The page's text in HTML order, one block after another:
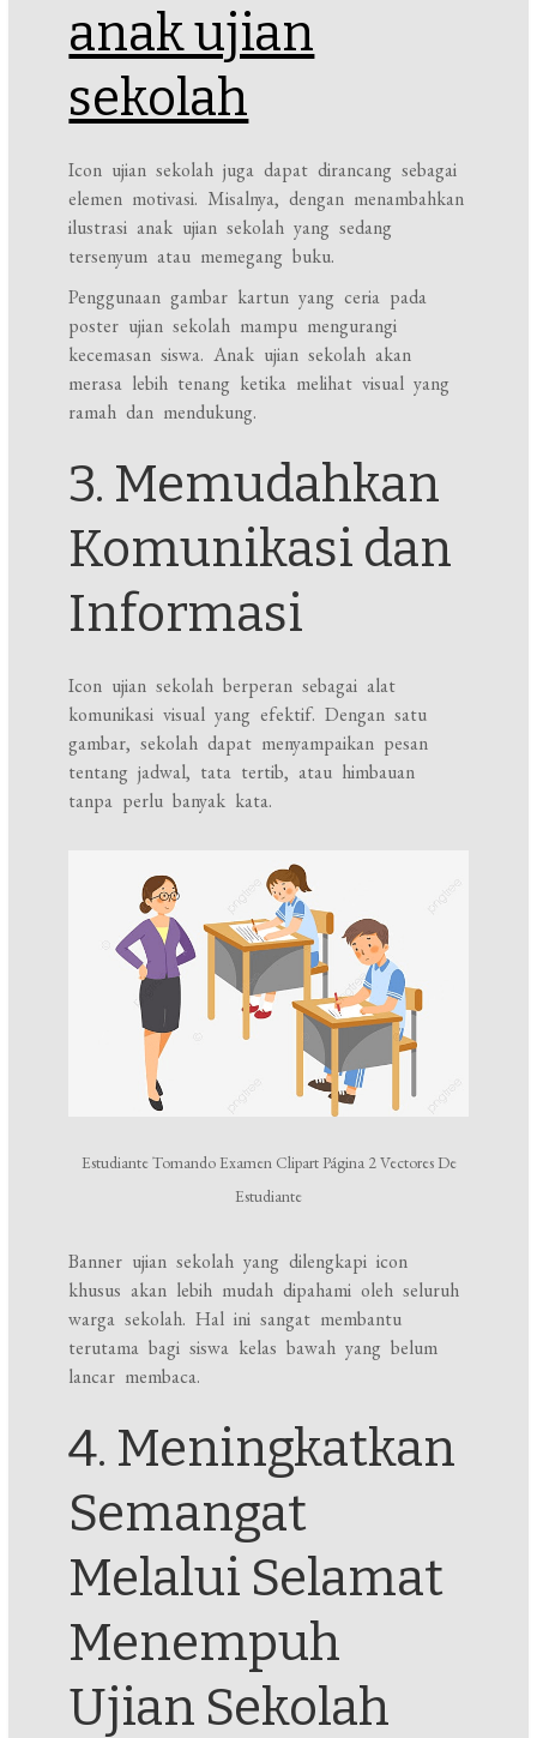
anak ujian
sekolah
Icon ujian sekolah juga dapat dirancang sebagai
elemen motivasi. Misalnya, dengan menambahkan
ilustrasi anak ujian sekolah yang sedang
tersenyum atau memegang buku.
Penggunaan gambar kartun yang ceria pada
poster ujian sekolah mampu mengurangi
kecemasan siswa. Anak ujian sekolah akan
merasa lebih tenang ketika melihat visual yang
ramah dan mendukung.
3. Memudahkan
Komunikasi dan
Informasi
Icon ujian sekolah berperan sebagai alat
komunikasi visual yang efektif. Dengan satu
gambar, sekolah dapat menyampaikan pesan
tentang jadwal, tata tertib, atau himbauan
tanpa perlu banyak kata.
Estudiante Tomando Examen Clipart Página 2 Vectores De
Estudiante
Banner ujian sekolah yang dilengkapi icon
khusus akan lebih mudah dipahami oleh seluruh
warga sekolah. Hal ini sangat membantu
terutama bagi siswa kelas bawah yang belum
lancar membaca.
4. Meningkatkan
Semangat
Melalui Selamat
Menempuh
Ujian Sekolah